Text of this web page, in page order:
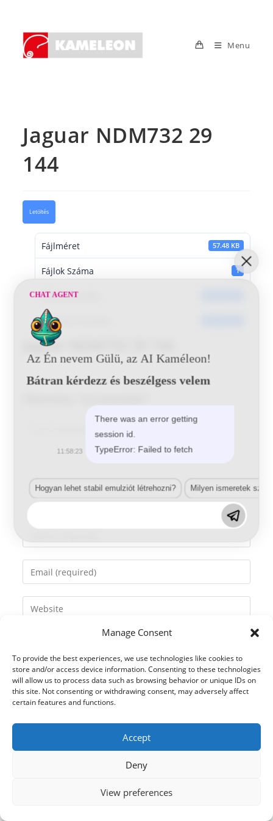
Manage Consent
To provide the best experiences, we use technologies like cookies to
store and/or access device information. Consenting to these technologies
will allow us to process data such as browsing behavior or unique IDs on
this site. Not consenting or withdrawing consent, may adversely affect
certain features and functions.
Accept
Deny
View preferences
content
Menu
Jaguar NDM732 29
144
Letöltés
Fájlméret 57.48 KB
Fájlok Száma 1
Dátumkészítés
Utoljára frissített
Jaguar NDM732 29 144
Enter
your
name
Enter
your
email
address
Enter
your
(optional)
© 2021 Kaméleon Hungary Kft. Minden jog fenntartva. All rights
CHAT AGENT
Az Én nevem Gülü, az AI Kaméleon!
Bátran kérdezz és beszélgess velem
There was an error getting
session id.
TypeError: Failed to fetch
11:58:23
Hogyan lehet stabil emulziót létrehozni? Milyen ismeretek